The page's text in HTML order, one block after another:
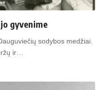
gyvenime
sodybos medžiai.
ir…